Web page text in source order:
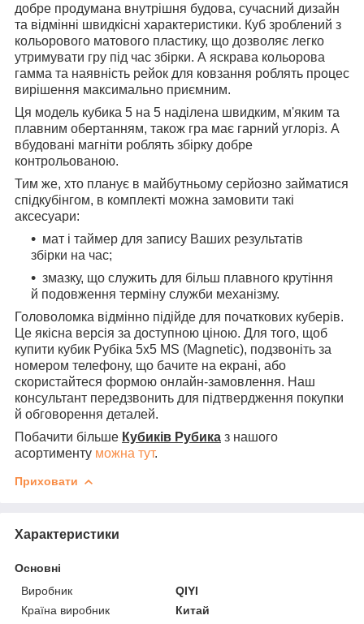
добре продумана внутрішня будова, сучасний дизайн
та відмінні швидкісні характеристики. Куб зроблений з
кольорового матового пластику, що дозволяє легко
утримувати гру під час збірки. А яскрава кольорова
гамма та наявність рейок для ковзання роблять процес
вирішення максимально приємним.
Ця модель кубика 5 на 5 наділена швидким, м'яким та
плавним обертанням, також гра має гарний углоріз. А
вбудовані магніти роблять збірку добре
контрольованою.
Тим же, хто планує в майбутньому серйозно займатися
спідкубінгом, в комплекті можна замовити такі
аксесуари:
мат і таймер для запису Ваших результатів
збірки на час;
змазку, що служить для більш плавного крутіння
й подовження терміну служби механізму.
Головоломка відмінно підійде для початкових куберів.
Це якісна версія за доступною ціною. Для того, щоб
купити кубик Рубіка 5x5 MS (Magnetic), подзвоніть за
номером телефону, що бачите на екрані, або
скористайтеся формою онлайн-замовлення. Наш
консультант передзвонить для підтвердження покупки
й обговорення деталей.
Побачити більше Кубиків Рубика з нашого
асортименту можна тут.
Приховати
Характеристики
Основні
Виробник
QIYI
Країна виробник
Китай